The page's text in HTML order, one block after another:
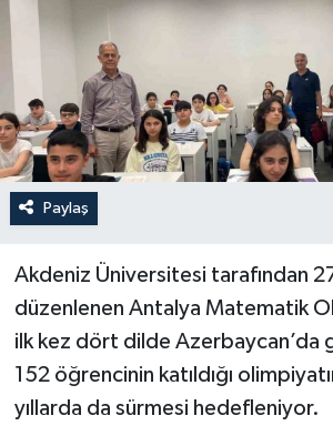
Paylaş
Akdeniz Üniversitesi tarafından 27
düzenlenen Antalya Matematik
ilk kez dört dilde Azerbaycan’da
152 öğrencinin katıldığı
yıllarda da sürmesi hedefleniyor.